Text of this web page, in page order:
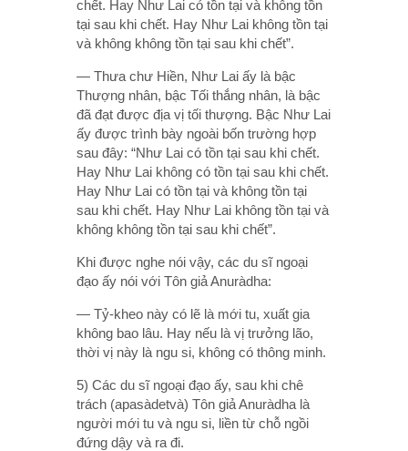
chết. Hay Như Lai có tồn tại và không tồn
tại sau khi chết. Hay Như Lai không tồn tại
và không không tồn tại sau khi chết”.
— Thưa chư Hiền, Như Lai ấy là bậc
Thượng nhân, bậc Tối thắng nhân, là bậc
đã đạt được địa vị tối thượng. Bậc Như Lai
ấy được trình bày ngoài bốn trường hợp
sau đây: “Như Lai có tồn tại sau khi chết.
Hay Như Lai không có tồn tại sau khi chết.
Hay Như Lai có tồn tại và không tồn tại
sau khi chết. Hay Như Lai không tồn tại và
không không tồn tại sau khi chết”.
Khi được nghe nói vậy, các du sĩ ngoại
đạo ấy nói với Tôn giả Anuràdha:
— Tỷ-kheo này có lẽ là mới tu, xuất gia
không bao lâu. Hay nếu là vị trưởng lão,
thời vị này là ngu si, không có thông minh.
5) Các du sĩ ngoại đạo ấy, sau khi chê
trách (apasàdetvà) Tôn giả Anuràdha là
người mới tu và ngu si, liền từ chỗ ngồi
đứng dậy và ra đi.